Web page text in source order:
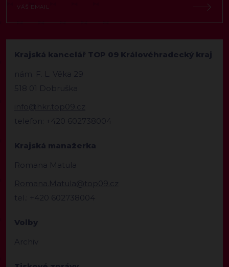
Krajská kancelář TOP 09 Královéhradecký kraj
nám. F. L. Věka 29
518 01 Dobruška
info@hkr.top09.cz
telefon: +420 602738004
Krajská manažerka
Romana Matula
Romana.Matula@top09.cz
tel.: +420 602738004
Volby
Archiv